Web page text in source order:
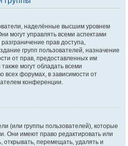
наделённые высшим уровнем
могут управлять всеми аспектами
прав доступа,
групп пользователей, назначение
от прав, предоставленных им
могут обладать всеми
всех форумах, в зависимости от
конференции.
(или группы пользователей), которые
Они имеют право редактировать или
открывать, перемещать, удалять и